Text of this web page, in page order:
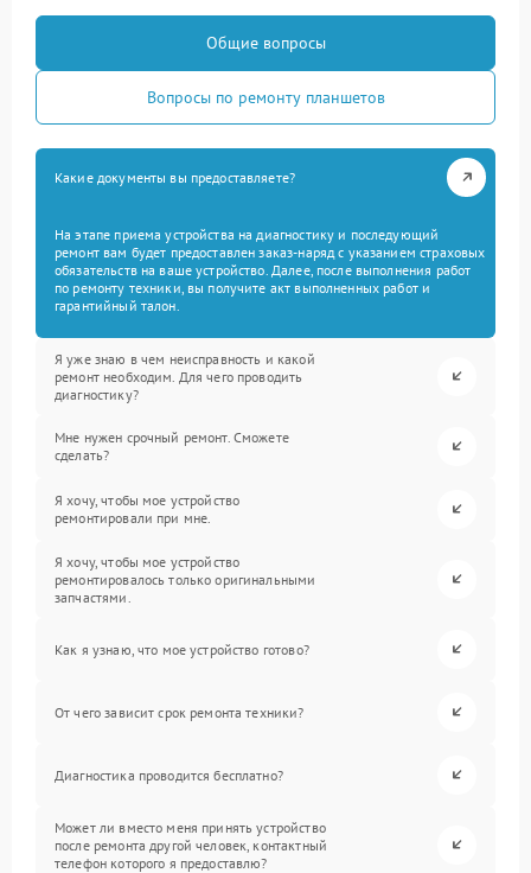
Общие вопросы
Вопросы по ремонту планшетов
Какие документы вы предоставляете?
На этапе приема устройства на диагностику и последующий
ремонт вам будет предоставлен заказ-наряд с указанием страховых
обязательств на ваше устройство. Далее, после выполнения работ
по ремонту техники, вы получите акт выполненных работ и
гарантийный талон.
Я уже знаю в чем неисправность и какой
ремонт необходим. Для чего проводить
диагностику?
Мне нужен срочный ремонт. Сможете
сделать?
Я хочу, чтобы мое устройство
ремонтировали при мне.
Я хочу, чтобы мое устройство
ремонтировалось только оригинальными
запчастями.
Как я узнаю, что мое устройство готово?
От чего зависит срок ремонта техники?
Диагностика проводится бесплатно?
Может ли вместо меня принять устройство
после ремонта другой человек, контактный
телефон которого я предоставлю?